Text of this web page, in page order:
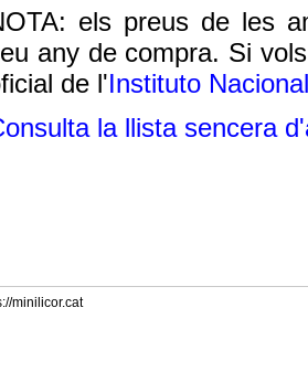
els preus de les
any de compra. Si
de l'Instituto
la llista sencera
minilicor.cat